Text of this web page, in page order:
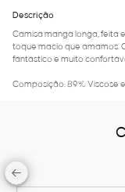
Descrição
Camisa manga longa, feita
toque macio que amamos.
fantástico e muito
Composição: 89% Viscose e